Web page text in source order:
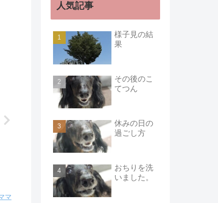
マ
人気記事
様子見の結
果
その後のこ
てつん
休みの日の
過ごし方
おちりを洗
いました。